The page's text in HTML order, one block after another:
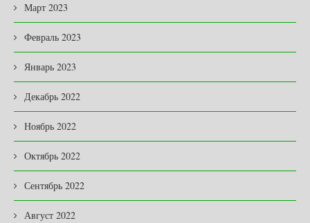
Март 2023
Февраль 2023
Январь 2023
Декабрь 2022
Ноябрь 2022
Октябрь 2022
Сентябрь 2022
Август 2022